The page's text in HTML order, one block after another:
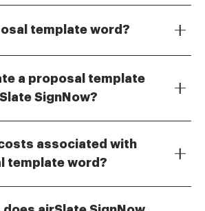
template word?
quickly and efficiently. With
can easily customize these
a proposal template
SignNow?
library or uploading your own
our intuitive editing tools to
associated with
template word?